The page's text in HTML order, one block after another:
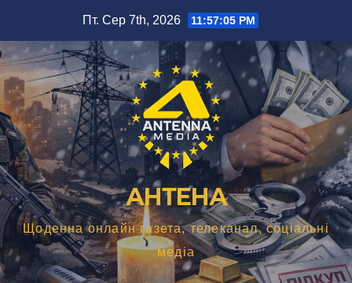
вмісту
Пт. Сер 7th, 2026 11:57:06 PM
АНТЕНА
Щоденна онлайн газета, телеканал, соціальні
медіа